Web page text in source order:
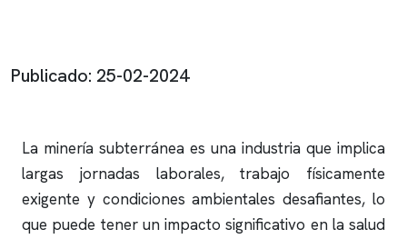
Publicado: 25-02-2024
La minería subterránea es una industria que implica
largas jornadas laborales, trabajo físicamente
exigente y condiciones ambientales desafiantes, lo
que puede tener un impacto significativo en la salud